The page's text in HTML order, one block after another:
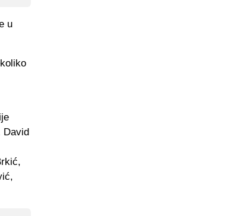
u
David